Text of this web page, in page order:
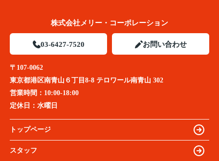
株式会社メリー・コーポレーション
03-6427-7520 お問い合わせ
〒107-0062
東京都港区南青山６丁目8-8 テロワール南青山 302
営業時間： 10:00-18:00
定休日： 水曜日
トップページ
スタッフ